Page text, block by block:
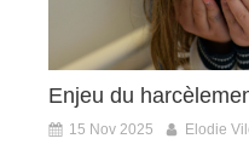
Enjeu du
15 Nov 2025 Elodie